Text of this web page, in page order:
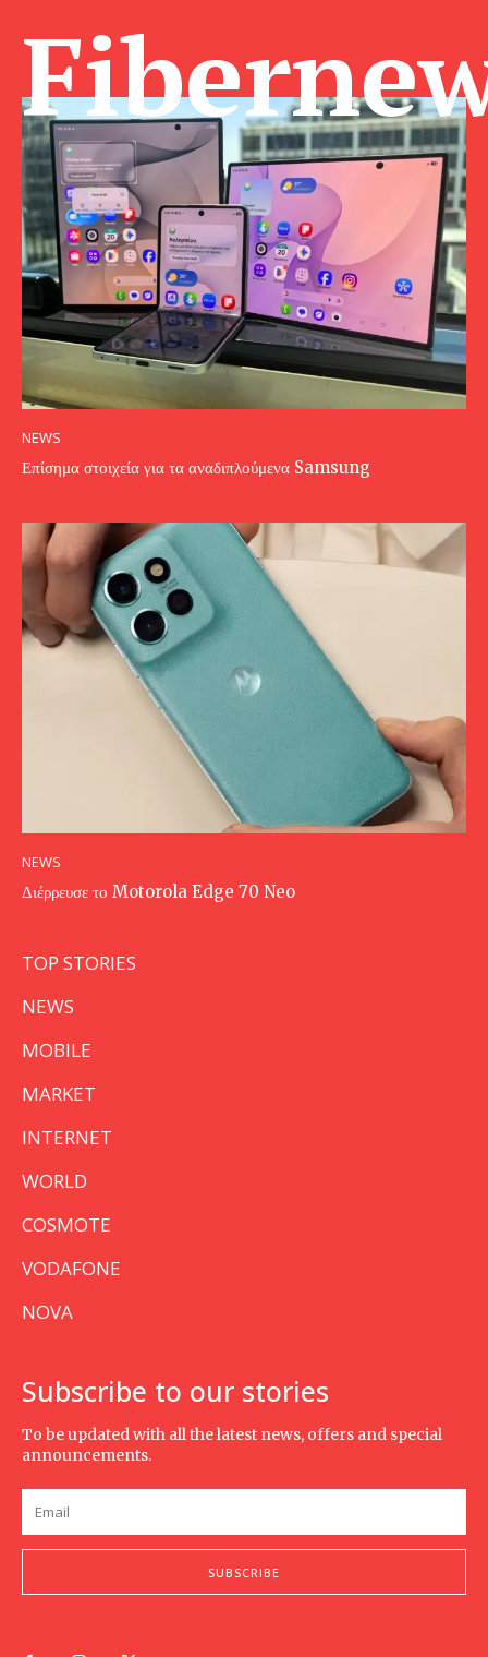
NEWS
Επίσημα στοιχεία για τα αναδιπλούμενα Samsung
NEWS
Διέρρευσε το Motorola Edge 70 Neo
TOP STORIES
NEWS
MOBILE
MARKET
INTERNET
WORLD
COSMOTE
VODAFONE
NOVA
Subscribe to our stories
To be updated with all the latest news, offers and special
announcements.
SUBSCRIBE